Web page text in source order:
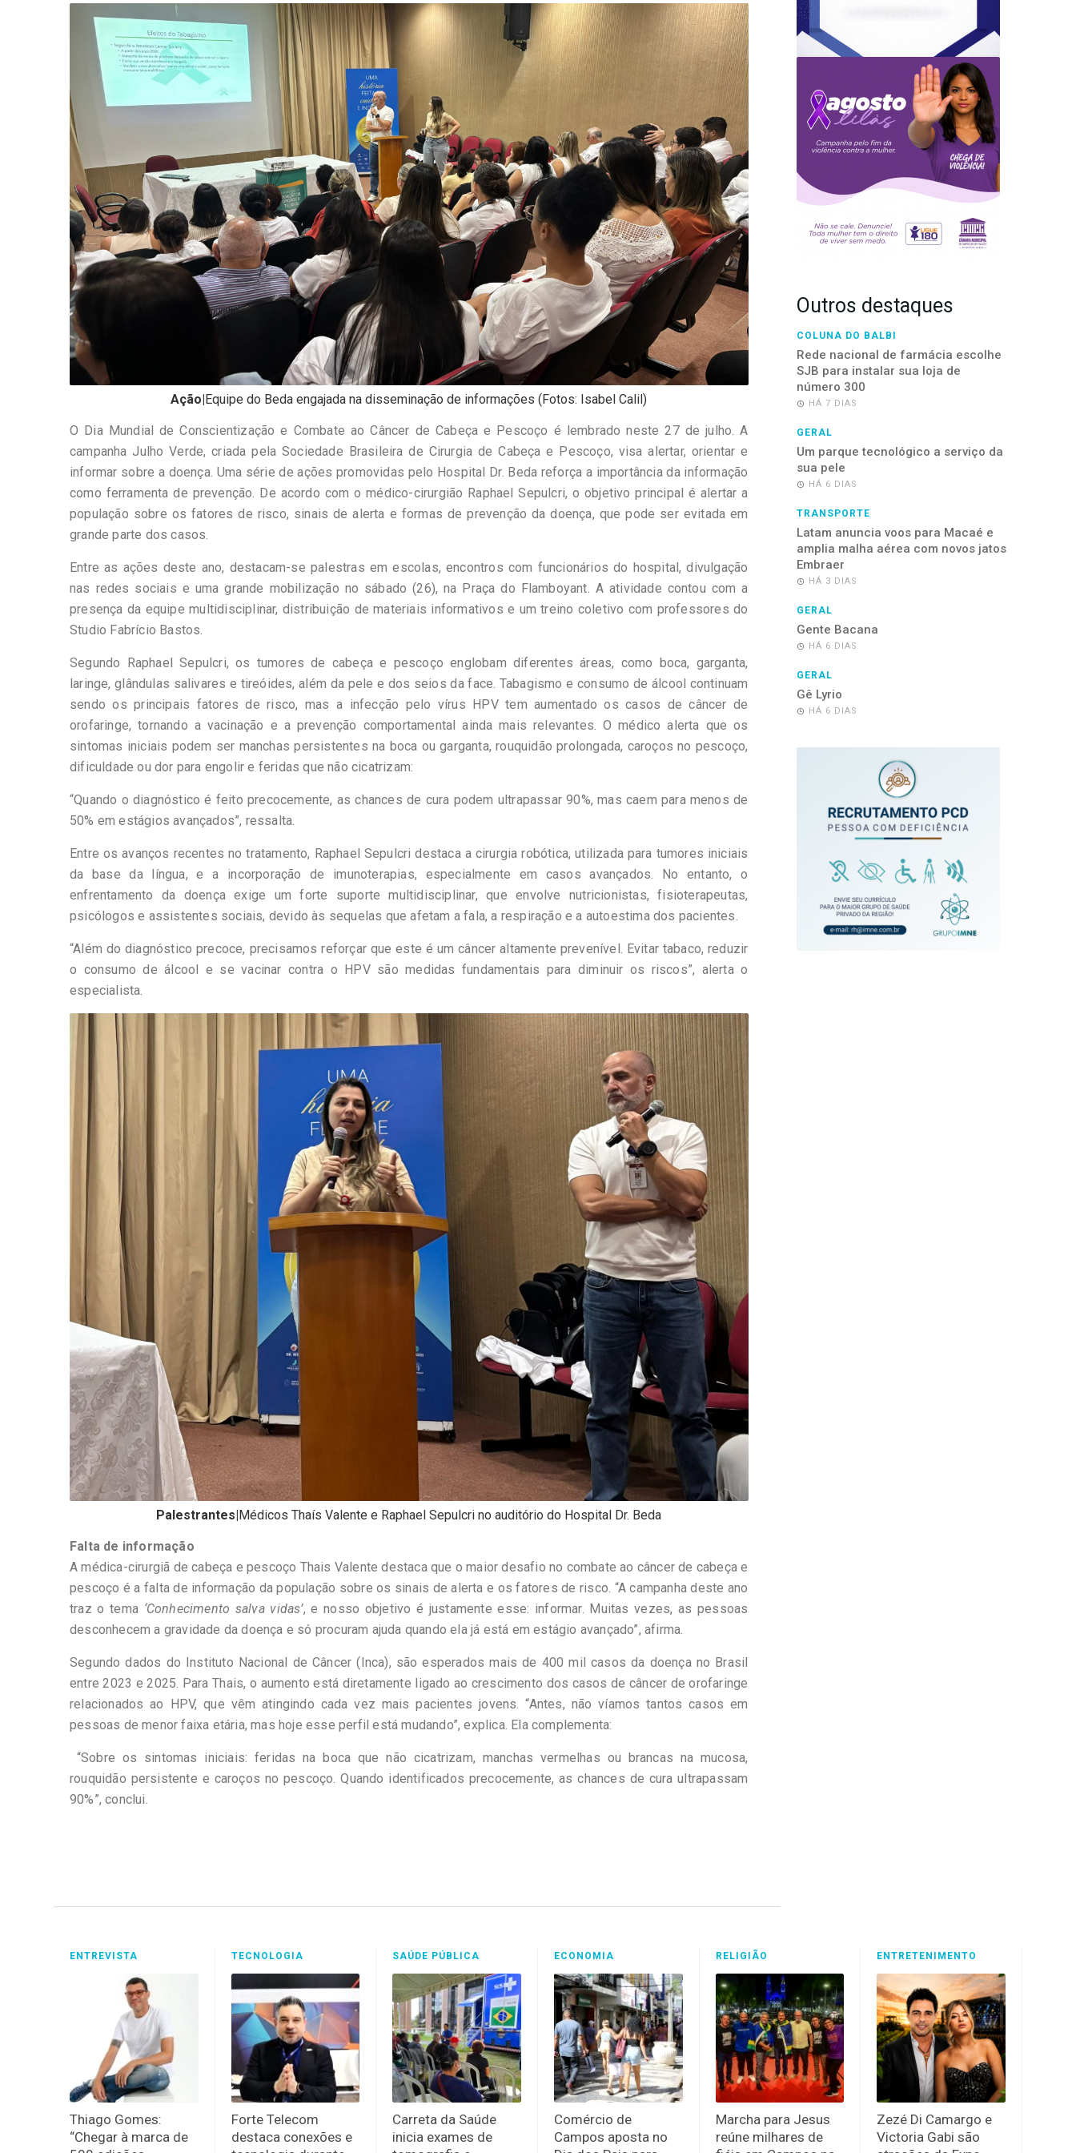
Ação| Equipe do Beda engajada na disseminação de informações (Fotos: Isabel Calil)
O Dia Mundial de Conscientização e Combate ao Câncer de Cabeça e Pescoço é lembrado neste 27 de julho. A
campanha Julho Verde, criada pela Sociedade Brasileira de Cirurgia de Cabeça e Pescoço, visa alertar, orientar e
informar sobre a doença. Uma série de ações promovidas pelo Hospital Dr. Beda reforça a importância da informação
como ferramenta de prevenção. De acordo com o médico-cirurgião Raphael Sepulcri, o objetivo principal é alertar a
população sobre os fatores de risco, sinais de alerta e formas de prevenção da doença, que pode ser evitada em
grande parte dos casos.
Entre as ações deste ano, destacam-se palestras em escolas, encontros com funcionários do hospital, divulgação
nas redes sociais e uma grande mobilização no sábado (26), na Praça do Flamboyant. A atividade contou com a
presença da equipe multidisciplinar, distribuição de materiais informativos e um treino coletivo com professores do
Studio Fabrício Bastos.
Segundo Raphael Sepulcri, os tumores de cabeça e pescoço englobam diferentes áreas, como boca, garganta,
laringe, glândulas salivares e tireóides, além da pele e dos seios da face. Tabagismo e consumo de álcool continuam
sendo os principais fatores de risco, mas a infecção pelo vírus HPV tem aumentado os casos de câncer de
orofaringe, tornando a vacinação e a prevenção comportamental ainda mais relevantes. O médico alerta que os
sintomas iniciais podem ser manchas persistentes na boca ou garganta, rouquidão prolongada, caroços no pescoço,
dificuldade ou dor para engolir e feridas que não cicatrizam:
“Quando o diagnóstico é feito precocemente, as chances de cura podem ultrapassar 90%, mas caem para menos de
50% em estágios avançados”, ressalta.
Entre os avanços recentes no tratamento, Raphael Sepulcri destaca a cirurgia robótica, utilizada para tumores iniciais
da base da língua, e a incorporação de imunoterapias, especialmente em casos avançados. No entanto, o
enfrentamento da doença exige um forte suporte multidisciplinar, que envolve nutricionistas, fisioterapeutas,
psicólogos e assistentes sociais, devido às sequelas que afetam a fala, a respiração e a autoestima dos pacientes.
“Além do diagnóstico precoce, precisamos reforçar que este é um câncer altamente prevenível. Evitar tabaco, reduzir
o consumo de álcool e se vacinar contra o HPV são medidas fundamentais para diminuir os riscos”, alerta o
especialista.
Palestrantes| Médicos Thaís Valente e Raphael Sepulcri no auditório do Hospital Dr. Beda
Falta de informação
A médica-cirurgiã de cabeça e pescoço Thais Valente destaca que o maior desafio no combate ao câncer de cabeça e
pescoço é a falta de informação da população sobre os sinais de alerta e os fatores de risco. “A campanha deste ano
traz o tema ‘Conhecimento salva vidas’, e nosso objetivo é justamente esse: informar. Muitas vezes, as pessoas
desconhecem a gravidade da doença e só procuram ajuda quando ela já está em estágio avançado”, afirma.
Segundo dados do Instituto Nacional de Câncer (Inca), são esperados mais de 400 mil casos da doença no Brasil
entre 2023 e 2025. Para Thais, o aumento está diretamente ligado ao crescimento dos casos de câncer de orofaringe
relacionados ao HPV, que vêm atingindo cada vez mais pacientes jovens. “Antes, não víamos tantos casos em
pessoas de menor faixa etária, mas hoje esse perfil está mudando”, explica. Ela complementa:
“Sobre os sintomas iniciais: feridas na boca que não cicatrizam, manchas vermelhas ou brancas na mucosa,
rouquidão persistente e caroços no pescoço. Quando identificados precocemente, as chances de cura ultrapassam
90%”, conclui.
Outros destaques
COLUNA DO BALBI
Rede nacional de farmácia escolhe
SJB para instalar sua loja de
número 300
HÁ 7 DIAS
GERAL
Um parque tecnológico a serviço da
sua pele
HÁ 6 DIAS
TRANSPORTE
Latam anuncia voos para Macaé e
amplia malha aérea com novos jatos
Embraer
HÁ 3 DIAS
GERAL
Gente Bacana
HÁ 6 DIAS
GERAL
Gê Lyrio
HÁ 6 DIAS
ENTREVISTA
Thiago Gomes:
“Chegar à marca de
TECNOLOGIA
Forte Telecom
destaca conexões e
SAÚDE PÚBLICA
Carreta da Saúde
inicia exames de
ECONOMIA
Comércio de
Campos aposta no
RELIGIÃO
Marcha para Jesus
reúne milhares de
ENTRETENIMENTO
Zezé Di Camargo e
Victoria Gabi são